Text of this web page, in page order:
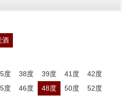
酒
度 38度 39度 41度
42度
度 46度 48度 50度
52度